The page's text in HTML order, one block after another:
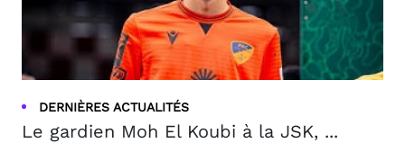
DERNIÈRES ACTUALITÉS
Le gardien Moh El Koubi à la JSK, ...